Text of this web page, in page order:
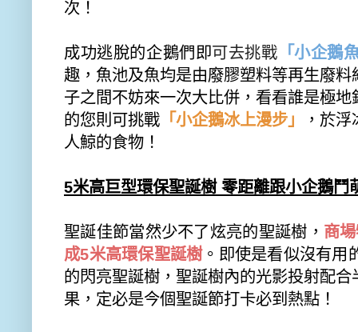
次！
成功逃脫的企鵝們即可去挑戰 「小企鵝
趣， 魚池及魚均是由廢膠塑料等再生廢料
子之間不妨來一次大比併， 看看誰是極地
的您則可挑戰 「小企鵝冰上漫步」
，於
人鯨的食物！
5米高巨型環保聖誕樹 零距離跟小企鵝鬥
聖誕佳節當然少不了炫亮的聖誕樹， 商
成5米高環保聖誕樹。 即使是看似沒有用
的閃亮聖誕樹，聖誕樹內的光影投射配合
果，定必是今個聖誕節打卡必到熱點！